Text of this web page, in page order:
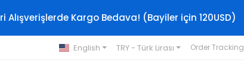
Alışverişlerde Kargo Bedava! (Bayiler için 120USD)
English TRY - Türk Lirası Order Tracking